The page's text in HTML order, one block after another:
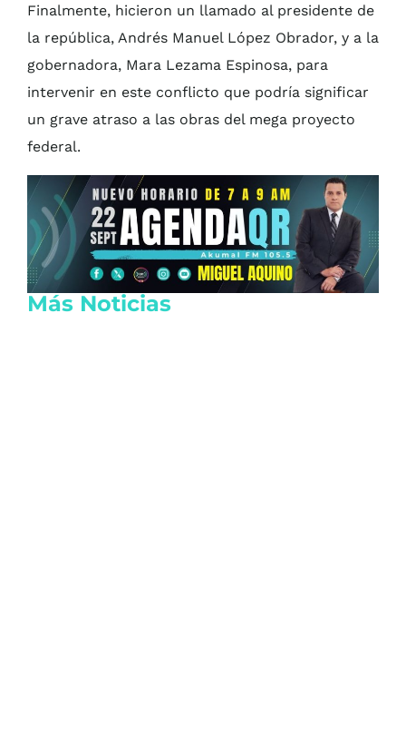
Finalmente, hicieron un llamado al presidente de
la república, Andrés Manuel López Obrador, y a la
gobernadora, Mara Lezama Espinosa, para
intervenir en este conflicto que podría significar
un grave atraso a las obras del mega proyecto
federal.
Más Noticias